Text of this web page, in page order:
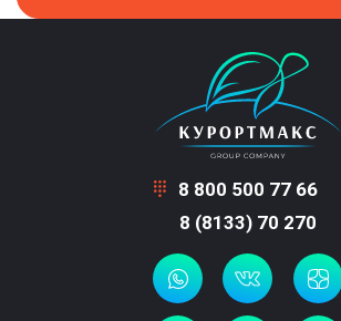
8 800 500 77 66
8 (8133) 70 270